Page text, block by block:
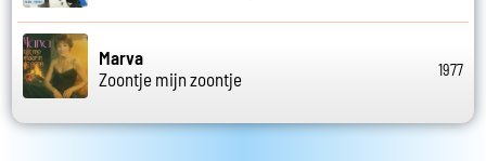
Marva
Zoontje mijn zoontje
1977